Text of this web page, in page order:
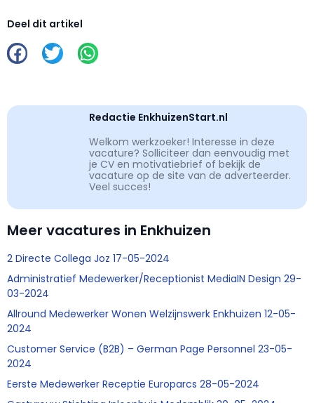
Deel dit artikel
Redactie EnkhuizenStart.nl
Welkom werkzoeker! Interesse in deze
vacature? Solliciteer dan eenvoudig met
je CV en motivatiebrief of bekijk de
vacature op de site van de adverteerder.
Veel succes!
Meer vacatures in Enkhuizen
2 Directe Collega Joz 17-05-2024
Administratief Medewerker/Receptionist MediaIN Design 29-
03-2024
Allround Medewerker Wonen Welzijnswerk Enkhuizen 12-05-
2024
Customer Service (B2B) – German Page Personnel 23-05-
2024
Eerste Medewerker Receptie Europarcs 28-05-2024